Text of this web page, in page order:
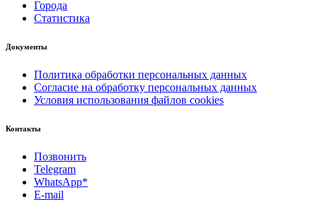
Города
Статистика
Документы
Политика обработки персональных данных
Согласие на обработку персональных данных
Условия использования файлов cookies
Контакты
Позвонить
Telegram
WhatsApp*
E-mail